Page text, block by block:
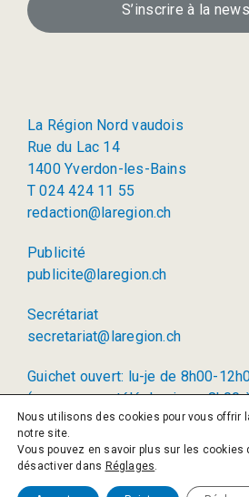
S’inscrire à la
La Région Nord vaudois
Rue du Lac 14
1400 Yverdon-les-Bains
T 024 424 11 55
redaction@laregion.ch
Publicité
publicite@laregion.ch
Secrétariat
secretariat@laregion.ch
Guichet ouvert: lu-je de 8h00-
(permanence téléphonique: 8h00
17h00)
© 2026 La Région SA
Politique de confidentialité
Nous utilisons des cookies pour vous offrir
notre site.
Vous pouvez en savoir plus sur les
désactiver dans Réglages.